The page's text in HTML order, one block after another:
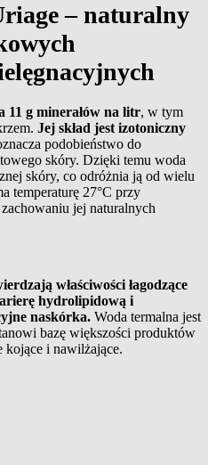
– naturalny
11 g minerałów na litr, w tym
Jej skład jest izotoniczny
podobieństwo do
skóry. Dzięki temu woda
skóry, co odróżnia ją od wielu
temperaturę 27°C przy
jej naturalnych
właściwości łagodzące
hydrolipidową i
naskórka. Woda termalna jest
bazę większości produktów
kojące i nawilżające.